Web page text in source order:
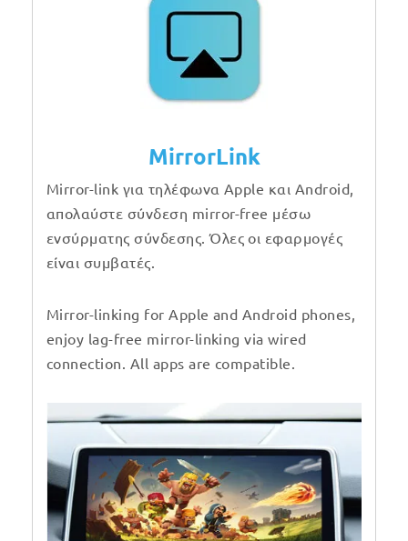
MirrorLink
Mirror-link για τηλέφωνα Apple και Android,
απολαύστε σύνδεση mirror-free μέσω
ενσύρματης σύνδεσης. Όλες οι εφαρμογές
είναι συμβατές.
Mirror-linking for Apple and Android phones,
enjoy lag-free mirror-linking via wired
connection. All apps are compatible.